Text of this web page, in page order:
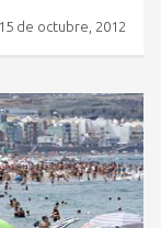
15 de octubre, 2012